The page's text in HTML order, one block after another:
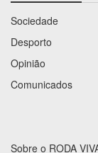
Sociedade
Desporto
Opinião
Comunicados
Sobre o RODA